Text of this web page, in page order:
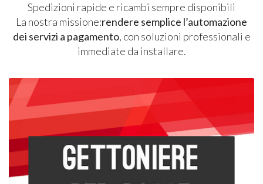
Spedizioni rapide e ricambi sempre disponibili
La nostra missione:rendere semplice l’automazione
dei servizi a pagamento, con soluzioni professionali e
immediate da installare.